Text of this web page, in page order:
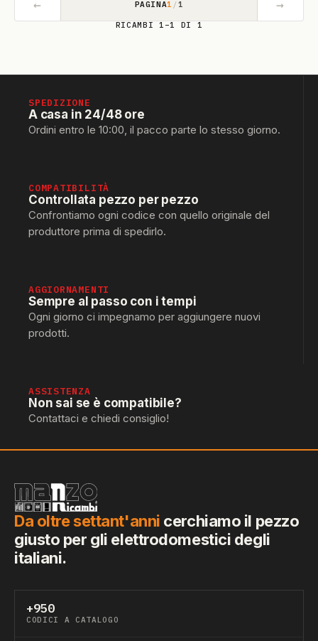
← PAGINA1 /1 →
RICAMBI 1–1 DI 1
SPEDIZIONE
A casa in 24/48 ore
Ordini entro le 10:00, il pacco parte lo stesso giorno.
COMPATIBILITÀ
Controllata pezzo per pezzo
Confrontiamo ogni codice con quello originale del
produttore prima di spedirlo.
AGGIORNAMENTI
Sempre al passo con i tempi
Ogni giorno ci impegnamo per aggiungere nuovi
prodotti.
ASSISTENZA
Non sai se è compatibile?
Contattaci e chiedi consiglio!
Da oltre settant'anni cerchiamo il pezzo
giusto per gli elettrodomestici degli
italiani.
+950
CODICI A CATALOGO